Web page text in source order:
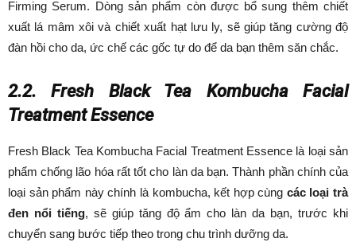
Firming Serum. Dòng sản phẩm còn được bổ sung thêm chiết
xuất lá mâm xôi và chiết xuất hạt lưu ly, sẽ giúp tăng cường độ
đàn hồi cho da, ức chế các gốc tự do để da bạn thêm săn chắc.
2.2. Fresh Black Tea Kombucha Facial
Treatment Essence
Fresh Black Tea Kombucha Facial Treatment Essence là loại sản
phẩm chống lão hóa rất tốt cho làn da bạn. Thành phần chính của
loại sản phẩm này chính là kombucha, kết hợp cùng các loại trà
đen nổi tiếng, sẽ giúp tăng độ ẩm cho làn da bạn, trước khi
chuyển sang bước tiếp theo trong chu trình dưỡng da.